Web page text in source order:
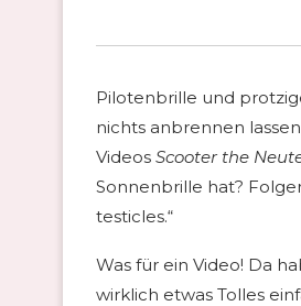
Pilotenbrille und
nichts anbrennen
Videos Scooter the
Sonnenbrille hat?
testicles.“
Was für ein Video! Da
wirklich etwas Tolles